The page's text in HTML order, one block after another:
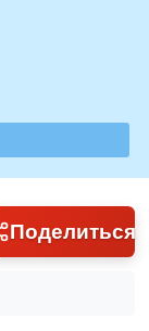
Поделиться